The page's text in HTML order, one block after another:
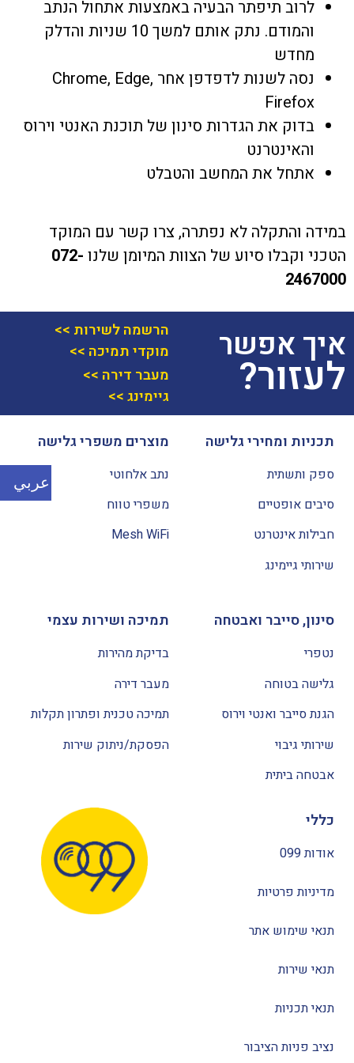
לרוב תיפתר הבעיה באמצעות אתחול הנתב
והמודם. נתק אותם למשך 10 שניות והדלק
מחדש
נסה לשנות לדפדפן אחר Chrome, Edge,
Firefox
בדוק את הגדרות סינון של תוכנת האנטי וירוס
והאינטרנט
אתחל את המחשב והטבלט
במידה והתקלה לא נפתרה, צרו קשר עם המוקד
הטכני וקבלו סיוע של הצוות המיומן שלנו 072-
2467000
איך אפשר
לעזור?
הרשמה לשירות >>
מוקדי תמיכה >>
מעבר דירה >>
גיימינג >>
תכניות ומחירי גלישה
ספק ותשתית
סיבים אופטיים
חבילות אינטרנט
שירותי גיימינג
מוצרים משפרי גלישה
נתב אלחוטי
משפרי טווח
Mesh WiFi
סינון, סייבר ואבטחה
נטפרי
גלישה בטוחה
הגנת סייבר ואנטי וירוס
שירותי גיבוי
אבטחה ביתית
תמיכה ושירות עצמי
בדיקת מהירות
מעבר דירה
תמיכה טכנית ופתרון תקלות
הפסקת/ניתוק שירות
כללי
אודות 099
מדיניות פרטיות
תנאי שימוש אתר
תנאי שירות
תנאי תכניות
נציב פניות הציבור
عربي